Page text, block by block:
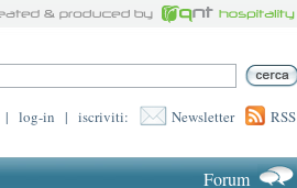
| log-in | iscriviti: Newsletter RSS
Forum